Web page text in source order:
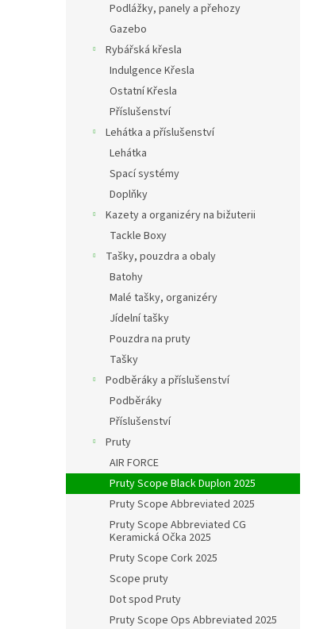
Podlážky, panely a přehozy
Gazebo
Rybářská křesla
Indulgence Křesla
Ostatní Křesla
Příslušenství
Lehátka a příslušenství
Lehátka
Spací systémy
Doplňky
Kazety a organizéry na bižuterii
Tackle Boxy
Tašky, pouzdra a obaly
Batohy
Malé tašky, organizéry
Jídelní tašky
Pouzdra na pruty
Tašky
Podběráky a příslušenství
Podběráky
Příslušenství
Pruty
AIR FORCE
Pruty Scope Black Duplon 2025
Pruty Scope Abbreviated 2025
Pruty Scope Abbreviated CG
Keramická Očka 2025
Pruty Scope Cork 2025
Scope pruty
Dot spod Pruty
Pruty Scope Ops Abbreviated 2025